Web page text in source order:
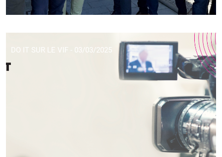
DO IT SUR LE VIF - 03/03/2025